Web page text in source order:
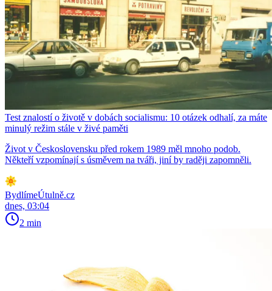
Test znalostí o životě v dobách socialismu: 10 otázek odhalí, za máte
minulý režim stále v živé paměti
Život v Československu před rokem 1989 měl mnoho podob.
Někteří vzpomínají s úsměvem na tváři, jiní by raději zapomněli.
BydlímeÚtulně.cz
dnes, 03:04
2 min